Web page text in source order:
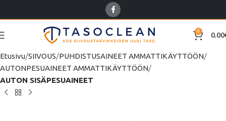
0 0.00
Etusivu SIIVOUS PUHDISTUSAINEET AMMATTIKÄYTTÖÖN
AUTONPESUAINEET AMMATTIKÄYTTÖÖN
AUTON SISÄPESUAINEET